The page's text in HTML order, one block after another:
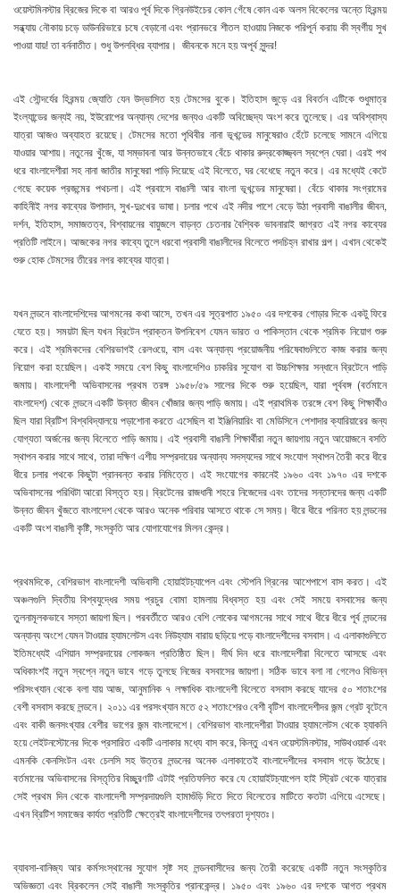
ওয়েস্টমিনস্টার ব্রিজের দিকে বা আরও পূর্ব দিকে গ্রিনউইচের কোল গেঁষে কোন এক অলস বিকেলের অন্তে হিরন্ময়
সন্ধ্যায় নৌকায় চড়ে ডাউনরিভারে চষে বেড়ানো এবং প্রানভরে শীতল হাওয়ায় নিজকে পরিপূর্ন করায় কী স্বর্গীয় সুখ
পাওয়া যায়! তা বর্ননাতীত। শুধু উপলব্ধির ব্যাপার। জীবনকে মনে হয় অপূর্ব সুন্দর!
এই সৌন্দর্যের হিরন্ময় জ্যোতি যেন উদ্ভাসিত হয় টেমসের বুকে। ইতিহাস জুড়ে এর বিবর্তন এটিকে শুধুমাত্র
ইংল্যান্ডের জন্যই নয়, ইউরোপের অন্যান্য দেশের জন্যও একটি অবিচ্ছেদ্য অংশ করে তুলেছে। এর অবিশ্বাস্য
যাত্রা আজও অব্যাহত রয়েছে। টেমসের মতো পৃথিবীর নানা ভূখন্ডের মানুষেরাও হেঁটে চলেছে সামনে এগিয়ে
যাওয়ার আশায়। নতুনের খুঁজে, যা সম্ভাবনা আর উন্নতভাবে বেঁচে থাকার রুদ্রকোজ্জ্বল স্বপ্নে ঘেরা। এরই পথ
ধরে বাংলাদেশীরা সহ নানা জাতীর মানুষেরা পাড়ি দিয়েছে এই বিলেতে, ঘর বেধেছে নতুন করে। এর মধ্যেই কেটে
গেছে কয়েক প্রজন্মের পথচলা। এই প্রবাসে বাঙালী আর বাংলা ভূখন্ডের মানুষেরা। বেঁচে থাকার সংগ্রামের
কাহিনীই নগর কাব্যের উপাদান, সুখ-দুঃখের ভাষা। চলার পথে এই নদীর পাশে বেড়ে উঠা প্রবাসী বাঙালীর জীবন,
দর্শন, ইতিহাস, সমাজতত্ব, বিশ্বায়নের বায়ুজলে বাড়ন্ত চেতনার বৈশ্বিক ভাবনারাই জাগ্রত এই নগর কাব্যের
প্রতিটি লাইনে। আজকের নগর কাব্যে তুলে ধরবো প্রবাসী বাঙালীদের বিলেতে পদচিহ্ন রাখার গল্প। এখান থেকেই
শুরু হোক টেমসের তীরের নগর কাব্যের যাত্রা।
যখন লন্ডনে বাংলাদেশিদের আগমনের কথা আসে, তখন এর সূত্রপাত ১৯৫০ এর দশকের গোড়ার দিকে একটু ফিরে
যেতে হয়। সময়টা ছিল যখন ব্রিটেন প্রাক্তন উপনিবেশ যেমন ভারত ও পাকিস্তান থেকে শ্রমিক নিয়োগ শুরু
করে। এই শ্রমিকদের বেশিরভাগই রেলওয়ে, বাস এবং অন্যান্য প্রয়োজনীয় পরিষেবাগুলিতে কাজ করার জন্য
নিয়োগ করা হয়েছিল। একই সময়ে বেশ কিছু বাংলাদেশিও চাকরির সুযোগ বা উচ্চশিক্ষার সন্ধানে ব্রিটেনে পাড়ি
জমায়। বাংলাদেশী অভিবাসনের প্রথম তরঙ্গ ১৯৫৮/৫৯ সালের দিকে শুরু হয়েছিল, যারা পূর্ববঙ্গ (বর্তমানে
বাংলাদেশ) থেকে লন্ডনে একটি উন্নত জীবন খোঁজার জন্য পাড়ি জমায়। এই প্রাথমিক তরঙ্গে বেশ কিছু শিক্ষার্থীও
ছিল যারা ব্রিটিশ বিশ্ববিদ্যালয়ে পড়াশোনা করতে এসেছিল বা ইঞ্জিনিয়ারিং বা মেডিসিনে পেশাদার ক্যারিয়ারের জন্য
যোগ্যতা অর্জনের জন্য বিলেতে পাড়ি জমায়। এই প্রবাসী বাঙালী শিক্ষার্থীরা নতুন জায়গায় নতুন আয়োজনে বসতি
স্থাপন করার সাথে সাথে, তারা দক্ষিণ এশীয় সম্প্রদায়ের অন্যান্য সদস্যদের সাথে সংযোগ স্থাপন তৈরী করে ধীরে
ধীরে চলার পথকে কিছুটা প্রানবন্ত করার নিমিত্তে। এই সংযোগের কারনেই ১৯৬০ এবং ১৯৭০ এর দশকে
অভিবাসনের পরিধিটা আরো বিস্তৃত হয়। ব্রিটেনের রাজধানী শহরে নিজেদের এবং তাদের সন্তানদের জন্য একটি
উন্নত জীবন খুঁজতে বাংলাদেশ থেকে আরও অনেক পরিবার আসতে থাকে সে সময়। ধীরে ধীরে পরিনত হয় লন্ডনের
একটি অংশ বাঙালী কৃষ্টি, সংস্কৃতি আর যোগাযোগের মিলন কেন্দ্র।
প্রথমদিকে, বেশিরভাগ বাংলাদেশী অভিবাসী হোয়াইটচ্যাপেল এবং স্টেপনি গ্রিনের আশেপাশে বাস করত। এই
অঞ্চলগুলি দ্বিতীয় বিশ্বযুদ্ধের সময় প্রচুর বোমা হামলায় বিধ্বস্ত হয় এবং সেই সময়ে বসবাসের জন্য
তুলনামূলকভাবে সস্তা জায়গা ছিল। পরবর্তীতে আরও বেশি লোকের আগমনের সাথে সাথে ধীরে ধীরে পূর্ব লন্ডনের
অন্যান্য অংশে যেমন টাওয়ার হ্যামলেটস এবং নিউহ্যাম বারায় ছড়িয়ে পড়ে বাংলাদেশীদের বসবাস। এ এলাকাগুলিতে
ইতিমধ্যেই এশিয়ান সম্প্রদায়ের লোকজন প্রতিষ্ঠিত ছিল। দীর্ঘ দিন ধরে বাংলাদেশীরা বিলেতে আসছে এবং
অধিকাংশই নতুন স্বপ্নে নতুন ভাবে গড়ে তুলছে নিজের বসবাসের জায়গা। সঠিক ভাবে বলা না গেলেও বিভিন্ন
পরিসংখ্যান থেকে বলা যায় আজ, আনুমানিক ৭ লক্ষাধিক বাংলাদেশী বিলেতে বসবাস করছে যাদের ৫০ শতাংশের
বেশী বসবাস করছে লন্ডনে। ২০১১ এর পরসংখ্যান মতে ৫২ শতাংশেরও বেশী বৃটিশ বাংলাদেশীদর জন্ম গ্রেট বৃটেনে
এবং বাকী জনসংখ্যার বেশীর ভাগের জন্ম বাংলাদেশে। বেশিরভাগ বাংলাদেশীরা টাওয়ার হ্যামলেটস থেকে হ্যাকনি
হয়ে লেইটনস্টোনের দিকে প্রসারিত একটি এলাকার মধ্যে বাস করে, কিন্তু এখন ওয়েস্টমিনস্টার, সাউথওয়ার্ক এবং
এমনকি কেনসিংটন এবং চেলসি সহ উত্তর লন্ডনের অনেক এলাকাতেই বাংলাদেশীদের বসবাস গড়ে উঠেছে।
বর্তমানের অভিবাসনের বিস্তৃতির বিচ্ছুরণটি এটাই প্রতিফলিত করে যে হোয়াইটচ্যাপেল হাই স্ট্রিট থেকে যাত্রার
সেই প্রথম দিন থেকে বাংলাদেশী সম্প্রদায়গুলি হামাগুঁড়ি দিতে দিতে বিলেতের মাটিতে কতটা এগিয়ে এসেছে।
এখন ব্রিটিশ সমাজের কার্যত প্রতিটি ক্ষেত্রেই বাংলাদেশীদের তৎপরতা দৃশ্যতঃ।
ব্যাবসা-বানিজ্য আর কর্মসংস্থানের সুযোগ সৃষ্ট সহ লন্ডনবাসীদের জন্য তৈরী করেছে একটি নতুন সংস্কৃতির
অভিজ্ঞতা এবং ব্রিকলেন সেই বাঙালী সংস্কৃতির প্রানকেন্দ্র। ১৯৫০ এবং ১৯৬০ এর দশকে আগত প্রথম